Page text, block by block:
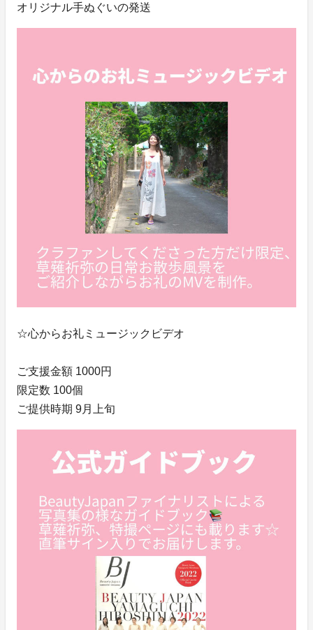
オリジナル手ぬぐいの発送
☆心からお礼ミュージックビデオ
ご支援金額 1000円
限定数 100個
ご提供時期 9月上旬